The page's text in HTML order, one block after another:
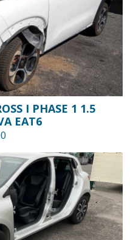
I PHASE 1 1.5
EAT6